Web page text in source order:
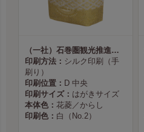
（一社）石巻圏観光推進機構様
印刷方法： シルク印刷（手
刷り）
印刷位置： D 中央
印刷サイズ： はがきサイズ
本体色： 花菱／からし
印刷色： 白（No.2）